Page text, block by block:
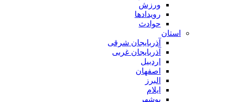
ورزش
رویدادها
حوادث
استان
آذربایجان شرقی
آذربایجان غربی
اردبیل
اصفهان
البرز
ایلام
بوشهر